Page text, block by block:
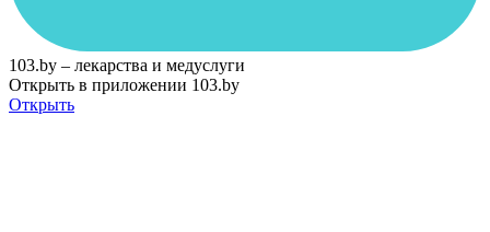
103.by – лекарства и медуслуги
Открыть в приложении 103.by
Открыть